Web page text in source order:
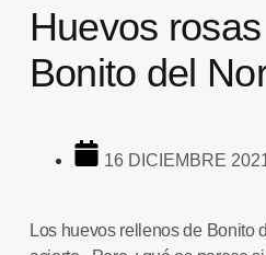
Huevos
Bonito del
16 DICIEMBRE
Los huevos rellenos de Bonito